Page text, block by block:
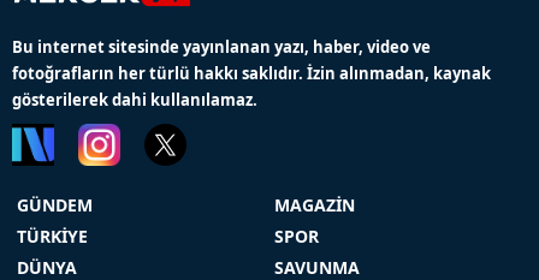
Bu internet sitesinde yayınlanan yazı, haber, video ve
fotoğrafların her türlü hakkı saklıdır. İzin alınmadan, kaynak
gösterilerek dahi kullanılamaz.
GÜNDEM
TÜRKİYE
DÜNYA
MAGAZİN
SPOR
SAVUNMA